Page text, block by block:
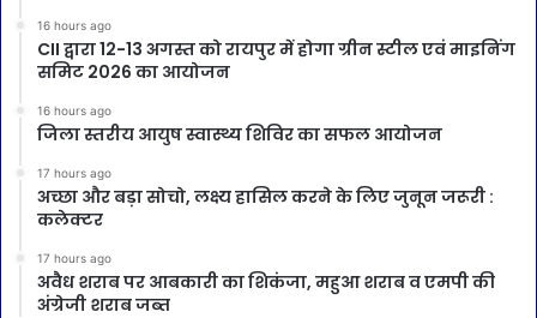
16 hours ago
CII द्वारा 12-13 अगस्त को रायपुर में होगा ग्रीन स्टील एवं माइनिंग
समिट 2026 का आयोजन
16 hours ago
जिला स्तरीय आयुष स्वास्थ्य शिविर का सफल आयोजन
17 hours ago
अच्छा और बड़ा सोचो, लक्ष्य हासिल करने के लिए जुनून जरूरी :
कलेक्टर
17 hours ago
अवैध शराब पर आबकारी का शिकंजा, महुआ शराब व एमपी की
अंग्रेजी शराब जब्त